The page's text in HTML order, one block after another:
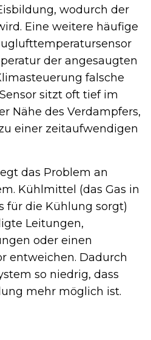
wodurch der
Eine weitere häufige
der angesaugten
falsche
sitzt oft tief im
Nähe des Verdampfers,
einer zeitaufwendigen
das Problem an
Kühlmittel (das Gas in
für die Kühlung sorgt)
Leitungen,
oder einen
entweichen. Dadurch
so niedrig, dass
mehr möglich ist.